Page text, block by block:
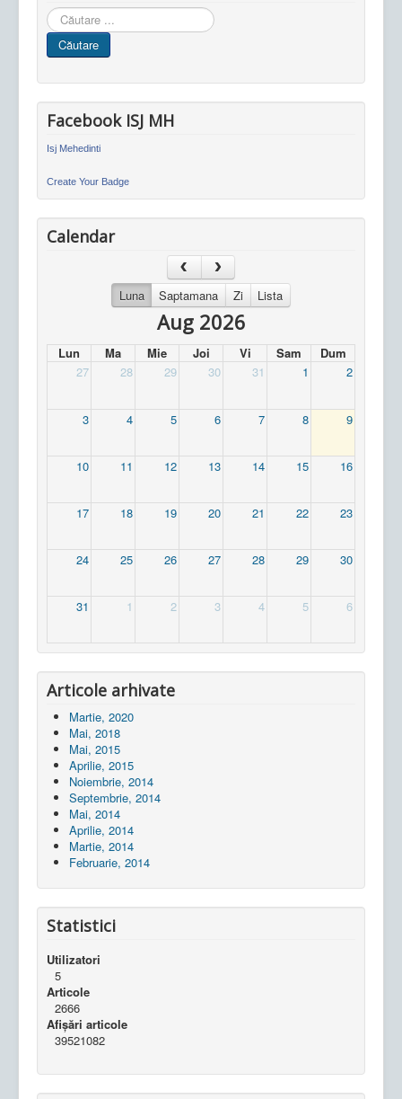
Cauta
in
site
Căutare
Facebook ISJ MH
Isj Mehedinti
Create Your Badge
Calendar
Luna Saptamana Zi Lista
Aug 2026
Lun Ma Mie Joi Vi Sam
Dum
27
28 29 30 31 1 2
3 4 5 6 7 8 9
10 11 12 13 14 15 16
17 18 19 20 21 22 23
24 25 26 27 28 29 30
31 1 2 3 4 5 6
Articole arhivate
Martie, 2020
Mai, 2018
Mai, 2015
Aprilie, 2015
Noiembrie, 2014
Septembrie, 2014
Mai, 2014
Aprilie, 2014
Martie, 2014
Februarie, 2014
Statistici
Utilizatori
5
Articole
2666
Afișări articole
39521082